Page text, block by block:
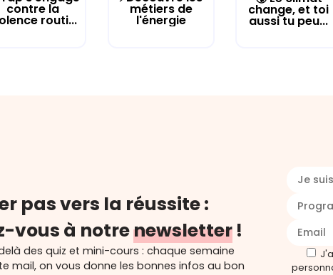
contre la
routi...
métiers de
l'énergie
change, et toi
aussi tu peu...
pas vers la réussite :
vous à notrenewsletter !
des quiz et mini-cours : chaque semaine
mail, on vous donne les bonnes infos au bon
Je